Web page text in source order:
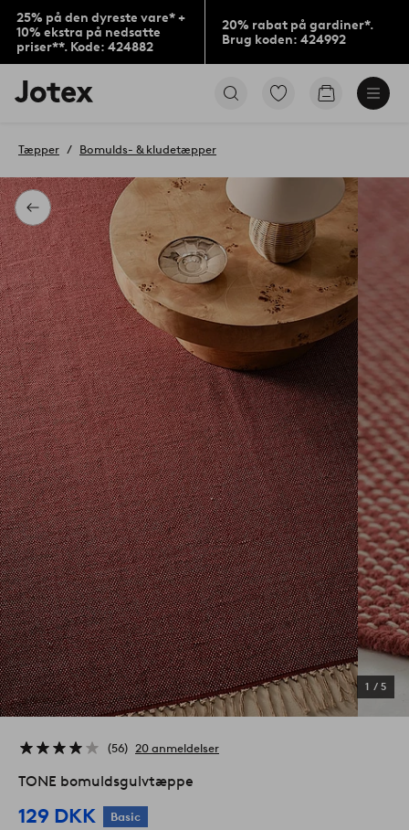
25% på den dyreste vare* +
10% ekstra på nedsatte
priser**. Kode: 424882
20% rabat på gardiner*.
Brug koden: 424992
Jotex
logo
til
Gå
Gå
Tilbage
Tæpper Bomulds- & kludetæpper
1 / 5
56 20 anmeldelser
TONE bomuldsgulvtæppe
129 DKK Basic